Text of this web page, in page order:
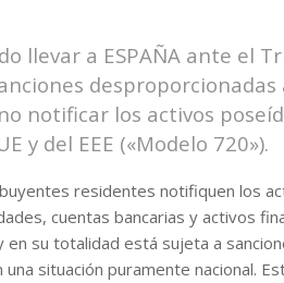
llevar a ESPAÑA ante el
desproporcionadas
notificar los activos
y del EEE («Modelo 720»).
residentes notifiquen los
cuentas bancarias y activos
su totalidad está sujeta a
situación puramente nacional.